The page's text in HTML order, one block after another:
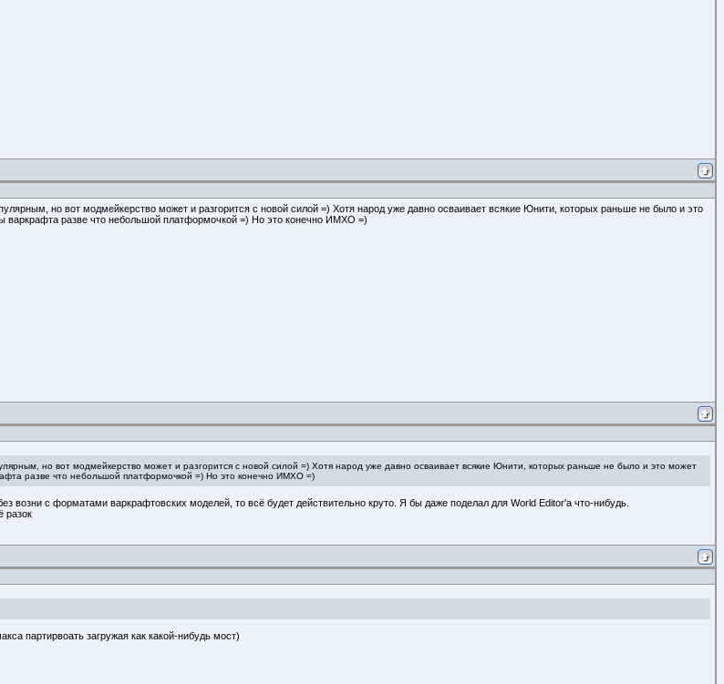
но вот модмейкерство может и разгорится с новой силой =) Хотя народ уже давно осваивает всякие Юнити, которых раньше не было и это
варкрафта разве что небольшой платформочкой =) Но это конечно ИМХО =)
но вот модмейкерство может и разгорится с новой силой =) Хотя народ уже давно осваивает всякие Юнити, которых раньше не было и это может
разве что небольшой платформочкой =) Но это конечно ИМХО =)
возни с форматами варкрафтовских моделей, то всё будет действительно круто. Я бы даже поделал для World Editor'а что-нибудь.
разок
партирвоать загружая как какой-нибудь мост)